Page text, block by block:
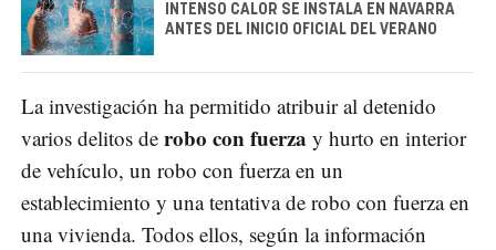
INTENSO CALOR SE INSTALA EN NAVARRA
ANTES DEL INICIO OFICIAL DEL VERANO
La investigación ha permitido atribuir al detenido
varios delitos de robo con fuerza y hurto en interior
de vehículo, un robo con fuerza en un
establecimiento y una tentativa de robo con fuerza en
una vivienda. Todos ellos, según la información